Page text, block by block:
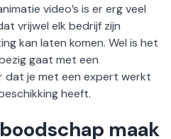
video’s is er erg veel
vrijwel elk bedrijf zijn
kan laten komen. Wel is het
gaat met een
dat je met een expert werkt
heeft.
maak